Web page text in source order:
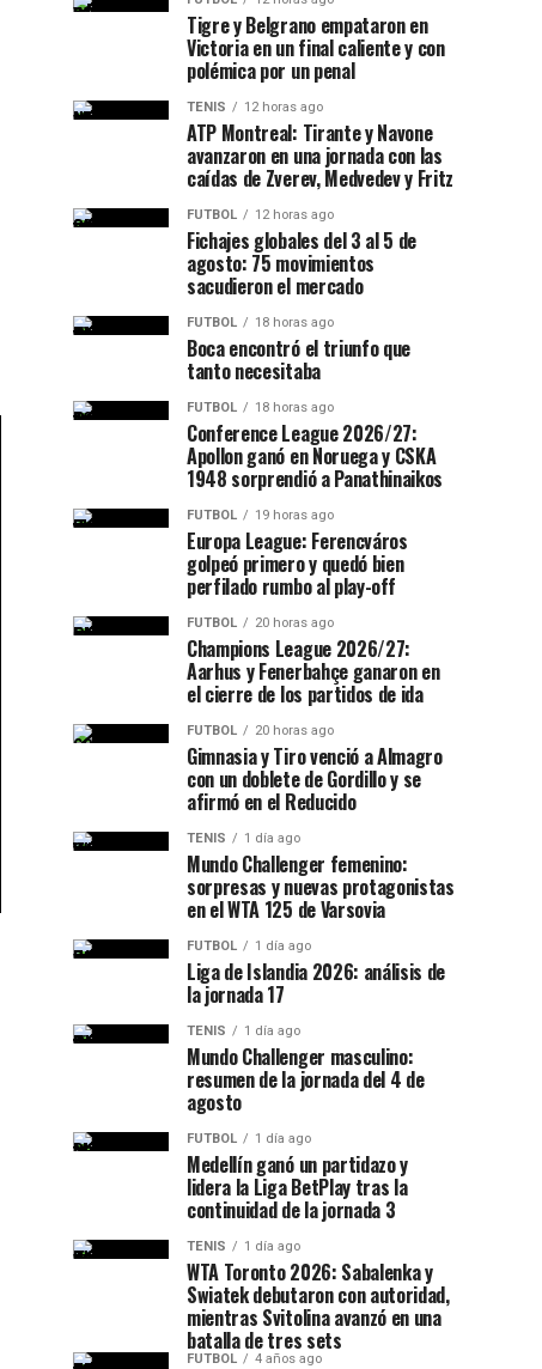
Tigre y Belgrano empataron en
Victoria en un final caliente y con
polémica por un penal
TENIS 12 horas ago
ATP Montreal: Tirante y Navone
avanzaron en una jornada con las
caídas de Zverev, Medvedev y Fritz
FUTBOL 12 horas ago
Fichajes globales del 3 al 5 de
agosto: 75 movimientos
sacudieron el mercado
FUTBOL 18 horas ago
Boca encontró el triunfo que
tanto necesitaba
FUTBOL 18 horas ago
Conference League 2026/27:
Apollon ganó en Noruega y CSKA
1948 sorprendió a Panathinaikos
FUTBOL 19 horas ago
Europa League: Ferencváros
golpeó primero y quedó bien
perfilado rumbo al play-off
FUTBOL 20 horas ago
Champions League 2026/27:
Aarhus y Fenerbahçe ganaron en
el cierre de los partidos de ida
FUTBOL 20 horas ago
Gimnasia y Tiro venció a Almagro
con un doblete de Gordillo y se
afirmó en el Reducido
TENIS 1 día ago
Mundo Challenger femenino:
sorpresas y nuevas protagonistas
en el WTA 125 de Varsovia
FUTBOL 1 día ago
Liga de Islandia 2026: análisis de
la jornada 17
TENIS 1 día ago
Mundo Challenger masculino:
resumen de la jornada del 4 de
agosto
FUTBOL 1 día ago
Medellín ganó un partidazo y
lidera la Liga BetPlay tras la
continuidad de la jornada 3
TENIS 1 día ago
WTA Toronto 2026: Sabalenka y
Swiatek debutaron con autoridad,
mientras Svitolina avanzó en una
batalla de tres sets
FUTBOL 4 años ago